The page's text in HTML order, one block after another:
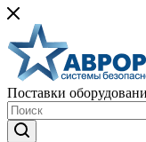
Поставки